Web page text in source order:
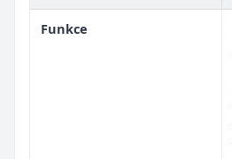
Funkce